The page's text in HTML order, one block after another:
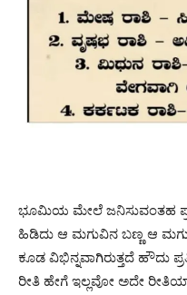
ಭೂಮಿಯ ಮೇಲೆ ಜನಿಸುವಂತಹ
ಹಿಡಿದು ಆ ಮಗುವಿನ ಬಣ್ಣ ಆ
ಕೂಡ ವಿಭಿನ್ನವಾಗಿರುತ್ತದೆ ಹೌದು
ರೀತಿ ಹೇಗೆ ಇಲ್ಲವೋ ಅದೇ